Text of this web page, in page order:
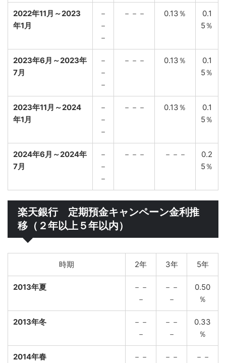
2022年11月～2023
年1月
－
－
－
－－－ 0.13％
0.1
5％
2023年6月～2023年
7月
－
－
－
－－－ 0.13％
0.1
5％
2023年11月～2024
年1月
－
－
－
－－－ 0.13％
0.1
5％
2024年6月～2024年
7月
－
－
－
－－－ －－－
0.2
5％
楽天銀行 定期預金キャンペーン金利推
移（２年以上５年以内）
時期 2年 3年 5年
2013年夏
－－
－
－－
－
0.50
％
2013年冬
－－
－
－－
－
0.33
％
2014年春
－－
－－
－－